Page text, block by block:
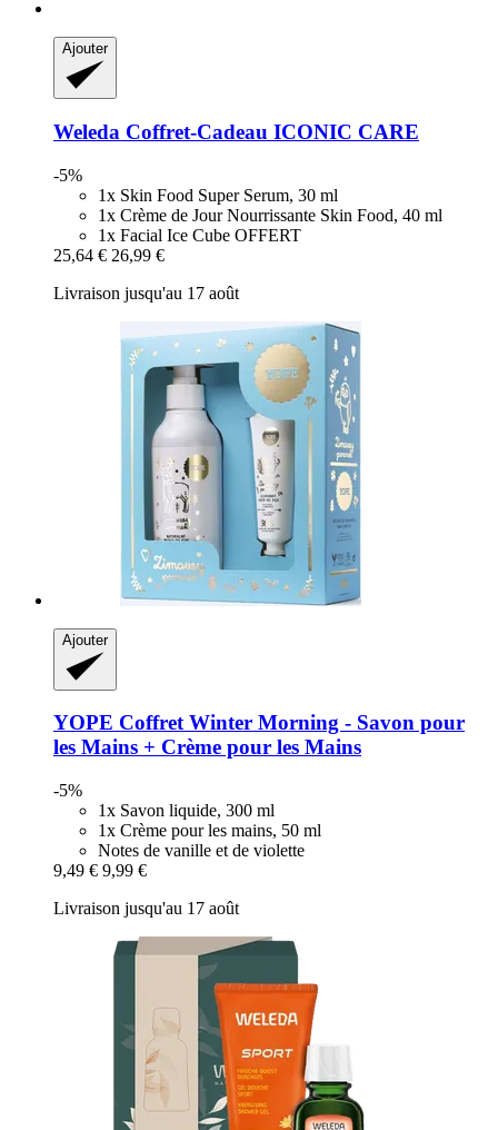
Ajouter
Weleda Coffret-​Cadeau ICONIC CARE
-5%
1x Skin Food Super Serum, 30 ml
1x Crème de Jour Nourrissante Skin Food, 40 ml
1x Facial Ice Cube OFFERT
25,64 € 26,99 €
Livraison jusqu'au 17 août
Ajouter
YOPE Coffret Winter Morning -​ Savon pour
les Mains + Crème pour les Mains
-5%
1x Savon liquide, 300 ml
1x Crème pour les mains, 50 ml
Notes de vanille et de violette
9,49 € 9,99 €
Livraison jusqu'au 17 août